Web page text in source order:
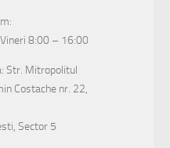
8:00 – 16:00
Str. Mitropolitul
Costache nr. 22,
Sector 5